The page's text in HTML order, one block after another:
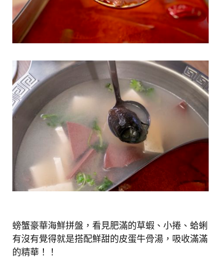
螃蟹豪華海鮮拼盤，看見肥滿的草蝦、小捲、蛤蜊
有沒有覺得就是搭配鮮甜的皮蛋牛骨湯，吸收滿滿
的精華！！